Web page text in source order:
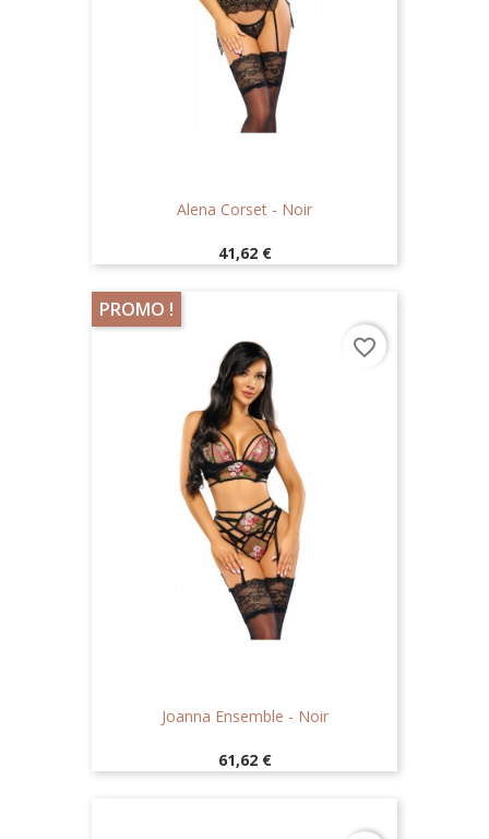
Alena Corset - Noir
Prix
41,62 €
PROMO !
Joanna Ensemble - Noir
Prix
61,62 €
favorite_border